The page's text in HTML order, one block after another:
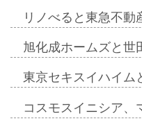
リノべると東急不
旭化成ホームズと
東京セキスイハイ
コスモスイニシア